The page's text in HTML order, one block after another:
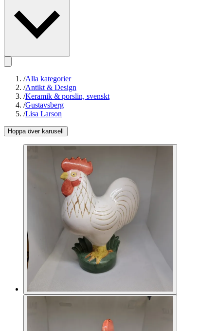
/Alla kategorier
/Antikt & Design
/Keramik & porslin, svenskt
/Gustavsberg
/Lisa Larson
Hoppa över karusell